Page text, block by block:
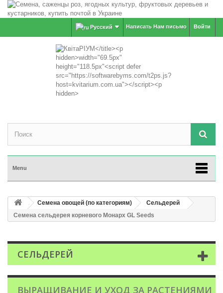
Войти
Написать Нам письмо
Русский
Menu
Семена овощей (по категориям)
Сельдерей
Семена сельдерея корневого Монарх GL Seeds
СЕЛЬДЕРЕЙ
ВЫРАЩИВАНИЕ И УХОД ЗА РАСТЕНИЯМИ